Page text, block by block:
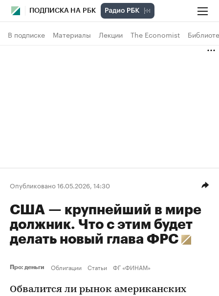
ПОДПИСКА НА РБК
В подписке Материалы Лекции The Economist
Опубликовано 16.05.2026, 14:30
США — крупнейший в мире
должник. Что с этим будет
делать новый глава ФРС
Про: деньги Облигации Статьи ФГ «ФИНАМ»
Обвалится ли рынок американских